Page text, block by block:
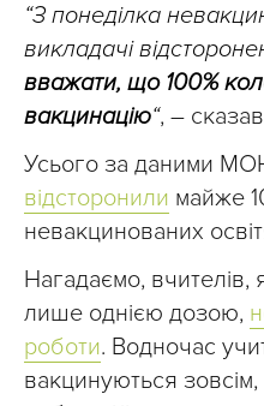
“З понеділка
викладачі
вважати, що 100%
вакцинацію“, –
Усього за даними
відсторонили майже
невакцинованих
Нагадаємо, вчителів,
лише однією дозою,
роботи. Водночас
вакцинуються зовсім,